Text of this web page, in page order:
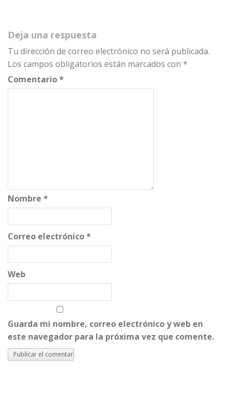
Deja una respuesta
Tu dirección de correo electrónico no será publicada.
Los campos obligatorios están marcados con *
Comentario*
Nombre *
Correo electrónico*
Web
Guarda mi nombre, correo electrónico y web en
este navegador para la próxima vez que comente.